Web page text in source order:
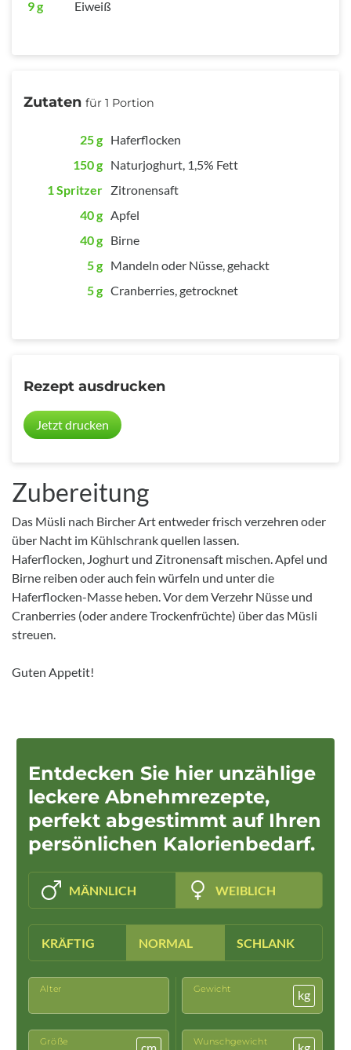
9 g
Eiweiß
Zutaten für 1 Portion
25 g Haferflocken
150 g Naturjoghurt, 1,5% Fett
1 Spritzer Zitronensaft
40 g Apfel
40 g Birne
5 g Mandeln oder Nüsse, gehackt
5 g Cranberries, getrocknet
Rezept ausdrucken
Jetzt drucken
Zubereitung
Das Müsli nach Bircher Art entweder frisch verzehren oder
über Nacht im Kühlschrank quellen lassen.
Haferflocken, Joghurt und Zitronensaft mischen. Apfel und
Birne reiben oder auch fein würfeln und unter die
Haferflocken-Masse heben. Vor dem Verzehr Nüsse und
Cranberries (oder andere Trockenfrüchte) über das Müsli
streuen.
Guten Appetit!
Entdecken Sie hier unzählige
leckere Abnehmrezepte,
perfekt abgestimmt auf Ihren
persönlichen Kalorienbedarf.
MÄNNLICH WEIBLICH
KRÄFTIG NORMAL SCHLANK
Alter
Größe cm
Gewicht kg
Wunschgewicht kg